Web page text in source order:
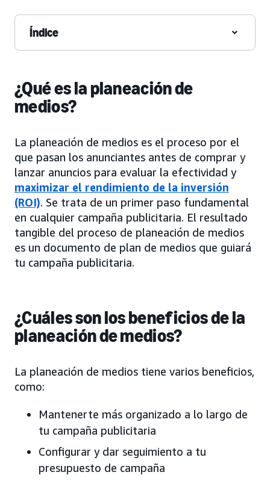
Índice
¿Qué es la planeación de
medios?
La planeación de medios es el proceso por el
que pasan los anunciantes antes de comprar y
lanzar anuncios para evaluar la efectividad y
maximizar el rendimiento de la inversión
(ROI). Se trata de un primer paso fundamental
en cualquier campaña publicitaria. El resultado
tangible del proceso de planeación de medios
es un documento de plan de medios que guiará
tu campaña publicitaria.
¿Cuáles son los beneficios de la
planeación de medios?
La planeación de medios tiene varios beneficios,
como:
Mantenerte más organizado a lo largo de
tu campaña publicitaria
Configurar y dar seguimiento a tu
presupuesto de campaña